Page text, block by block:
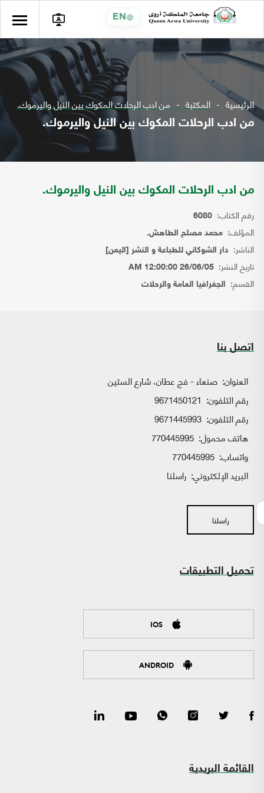
EN
الرئيسية المكتبة من ادب الرحلات المكوك بين النيل واليرموك.
من ادب الرحلات المكوك بين النيل واليرموك.
من ادب الرحلات المكوك بين النيل واليرموك.
رقم الكتاب: 6080
المؤلف: محمد مصلح الطاهش.
الناشر: دار الشوكاني للطباعة و النشر [اليمن]
تاريخ النشر: 26/06/05 12:00:00 AM
القسم: الجغرافيا العامة والرحلات
اتصل بنا
العنوان: صنعاء - فج عطان، شارع الستين
رقم التلفون: 9671450121
رقم التلفون: 9671445993
هاتف محمول: 770445995
واتساب:
البريد الإلكتروني: راسلنا
راسلنا
تحميل التطبيقات
IOS
ANDROID
القائمة البريدية